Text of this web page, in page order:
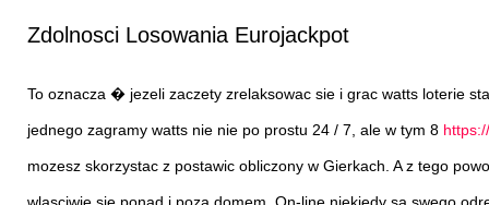
Zdolnosci Losowania Eurojackpot
To oznacza � jezeli zaczety zrelaksowac sie i grac watts loterie
jednego zagramy watts nie nie po prostu 24 / 7, ale w tym 8
mozesz skorzystac z postawic obliczony w Gierkach. A z tego